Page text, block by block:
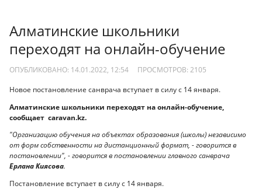
Алматинские школьники
переходят на онлайн-обучение
ОПУБЛИКОВАНО: 14.01.2022, 12:54 ПРОСМОТРОВ: 2105
Новое постановление санврача вступает в силу с 14 января.
Алматинские школьники переходят на онлайн-обучение,
сообщает caravan.kz.
"Организацию обучения на объектах образования (школы) независимо
от форм собственности на дистанционный формат, - говорится в
постановлении", - говорится в постановлении главного санврача
Ерлана Киясова.
Постановление вступает в силу с 14 января.